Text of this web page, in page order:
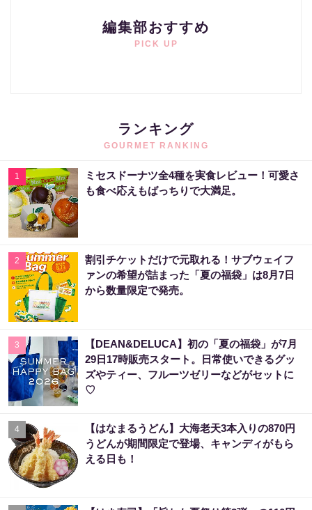
編集部おすすめ
PICK UP
ランキング
GOURMET RANKING
1
ミセスドーナツ全4種を実食レビュー！可愛さ
も食べ応えもばっちりで大満足。
2
割引チケットだけで元取れる！サブウェイフ
ァンの希望が詰まった「夏の福袋」は8月7日
から数量限定で発売。
3
【DEAN&DELUCA】初の「夏の福袋」が7月
29日17時販売スタート。日常使いできるグッ
ズやティー、フルーツゼリーなどがセットに
♡
4
【はなまるうどん】大海老天3本入りの870円
うどんが期間限定で登場、キャンディがもら
える日も！